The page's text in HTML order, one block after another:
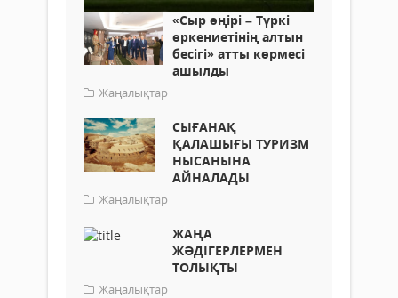
«Сыр өңірі – Түркі
өркениетінің алтын
бесігі» атты көрмесі
ашылды
Жаңалықтар
СЫҒАНАҚ
ҚАЛАШЫҒЫ ТУРИЗМ
НЫСАНЫНА
АЙНАЛАДЫ
Жаңалықтар
ЖАҢА
ЖӘДІГЕРЛЕРМЕН
ТОЛЫҚТЫ
Жаңалықтар